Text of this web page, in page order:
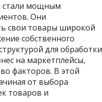
стали мощным
Они
свои товары широкой
собственного
для обработки
на маркетплейсы,
факторов. В этой
от выбора
товаров и